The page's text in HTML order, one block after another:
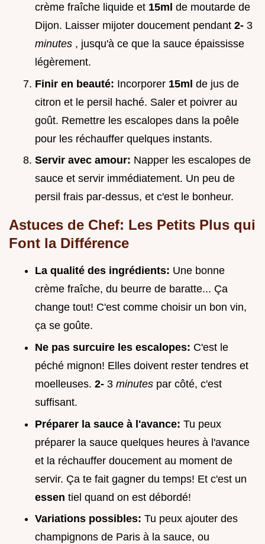
crème fraîche liquide et 15ml de moutarde de
Dijon. Laisser mijoter doucement pendant 2- 3
minutes , jusqu'à ce que la sauce épaississe
légèrement.
Finir en beauté: Incorporer 15ml de jus de
citron et le persil haché. Saler et poivrer au
goût. Remettre les escalopes dans la poêle
pour les réchauffer quelques instants.
Servir avec amour: Napper les escalopes de
sauce et servir immédiatement. Un peu de
persil frais par-dessus, et c'est le bonheur.
Astuces de Chef: Les Petits Plus qui
Font la Différence
La qualité des ingrédients: Une bonne
crème fraîche, du beurre de baratte... Ça
change tout! C'est comme choisir un bon vin,
ça se goûte.
Ne pas surcuire les escalopes: C'est le
péché mignon! Elles doivent rester tendres et
moelleuses. 2- 3 minutes par côté, c'est
suffisant.
Préparer la sauce à l'avance: Tu peux
préparer la sauce quelques heures à l'avance
et la réchauffer doucement au moment de
servir. Ça te fait gagner du temps! Et c'est un
essen tiel quand on est débordé!
Variations possibles: Tu peux ajouter des
champignons de Paris à la sauce, ou